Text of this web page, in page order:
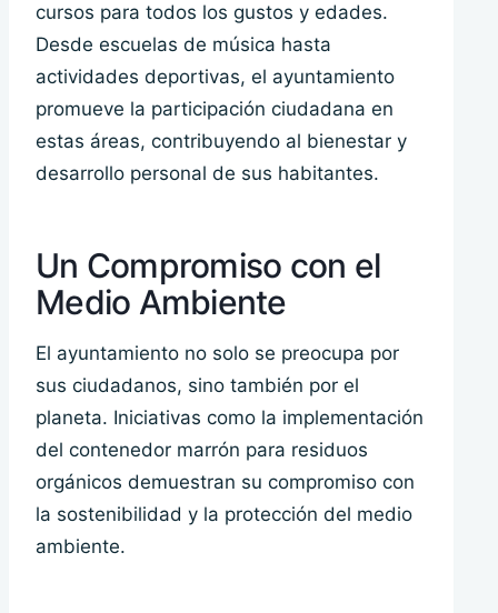
cursos para todos los gustos y edades.
Desde escuelas de música hasta
actividades deportivas, el ayuntamiento
promueve la participación ciudadana en
estas áreas, contribuyendo al bienestar y
desarrollo personal de sus habitantes.
Un Compromiso con el
Medio Ambiente
El ayuntamiento no solo se preocupa por
sus ciudadanos, sino también por el
planeta. Iniciativas como la implementación
del contenedor marrón para residuos
orgánicos demuestran su compromiso con
la sostenibilidad y la protección del medio
ambiente.